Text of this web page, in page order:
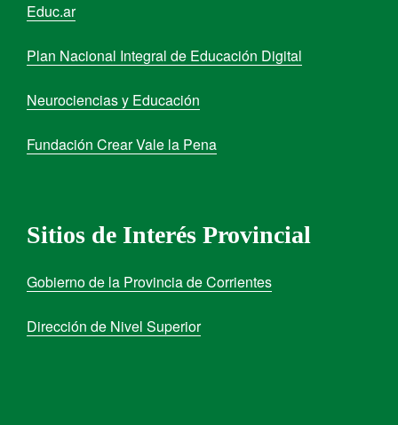
Educ.ar
Plan Nacional Integral de Educación Digital
Neurociencias y Educación
Fundación Crear Vale la Pena
Sitios de Interés Provincial
Gobierno de la Provincia de Corrientes
Dirección de Nivel Superior